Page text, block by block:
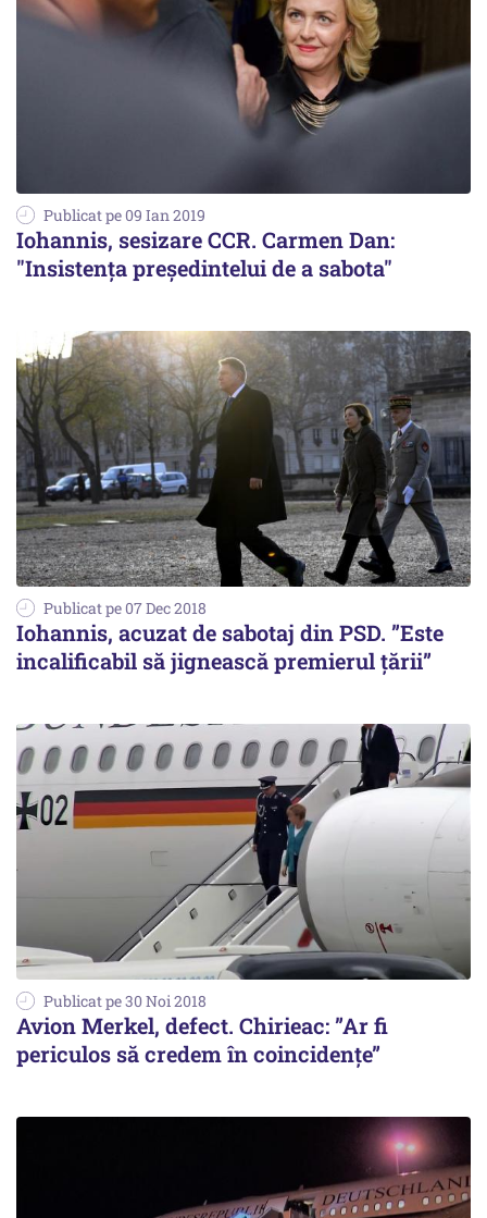
Publicat pe 09 Ian 2019
Iohannis, sesizare CCR. Carmen Dan:
"Insistența preşedintelui de a sabota"
Publicat pe 07 Dec 2018
Iohannis, acuzat de sabotaj din PSD. ”Este
incalificabil să jignească premierul țării”
Publicat pe 30 Noi 2018
Avion Merkel, defect. Chirieac: ”Ar fi
periculos să credem în coincidențe”